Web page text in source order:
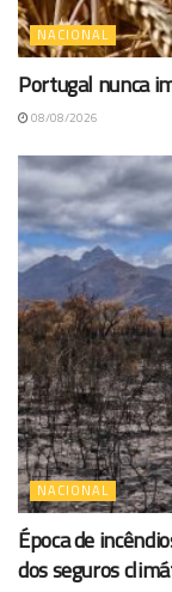
NACIONAL
Portugal nunca
08/08/2026
NACIONAL
Época de
dos seguros